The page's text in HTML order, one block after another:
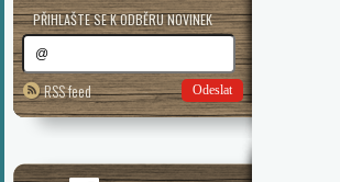
PŘIHLAŠTE SE K ODBĚRU NOVINEK
RSS feed Odeslat